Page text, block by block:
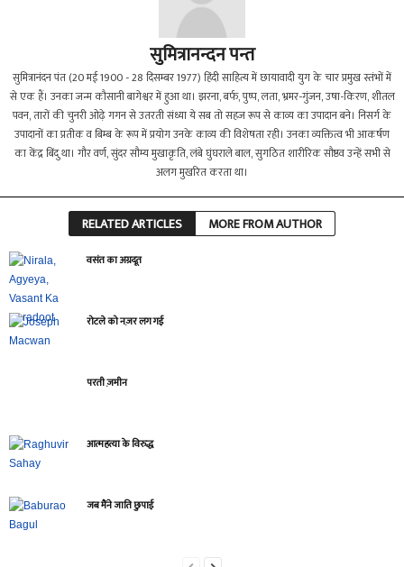
सुमित्रानन्दन पन्त
सुमित्रानंदन पंत (20 मई 1900 - 28 दिसम्बर 1977) हिंदी साहित्य में छायावादी युग के चार प्रमुख स्तंभों में
से एक हैं। उनका जन्म कौसानी बागेश्वर में हुआ था। झरना, बर्फ, पुष्प, लता, भ्रमर-गुंजन, उषा-किरण, शीतल
पवन, तारों की चुनरी ओढ़े गगन से उतरती संध्या ये सब तो सहज रूप से काव्य का उपादान बने। निसर्ग के
उपादानों का प्रतीक व बिम्ब के रूप में प्रयोग उनके काव्य की विशेषता रही। उनका व्यक्तित्व भी आकर्षण
का केंद्र बिंदु था। गौर वर्ण, सुंदर सौम्य मुखाकृति, लंबे घुंघराले बाल, सुगठित शारीरिक सौष्ठव उन्हें सभी से
अलग मुखरित करता था।
RELATED ARTICLES MORE FROM AUTHOR
वसंत का अग्रदूत
रोटले को नज़र लग गई
परती ज़मीन
आत्महत्या के विरुद्ध
जब मैंने जाति छुपाई